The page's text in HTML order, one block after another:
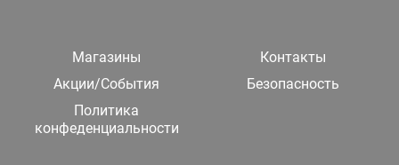
Магазины
Контакты
Акции/События
Безопасность
Политика
конфеденциальности